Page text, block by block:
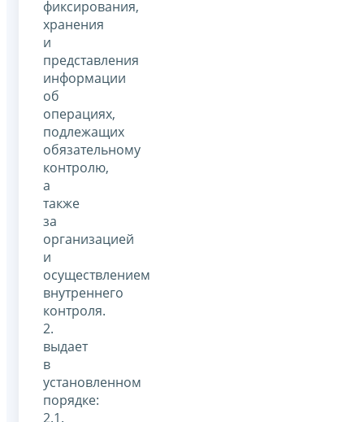
фиксирования,
хранения
и
представления
информации
об
операциях,
подлежащих
обязательному
контролю,
а
также
за
организацией
и
осуществлением
внутреннего
контроля.
2.
выдает
в
установленном
порядке:
2.1.